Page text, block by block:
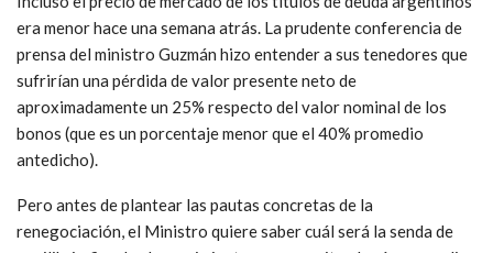
era menor hace una semana atrás. La prudente conferencia de
prensa del ministro Guzmán hizo entender a sus tenedores que
sufrirían una pérdida de valor presente neto de
aproximadamente un 25% respecto del valor nominal de los
bonos (que es un porcentaje menor que el 40% promedio
antedicho).
Pero antes de plantear las pautas concretas de la
renegociación, el Ministro quiere saber cuál será la senda de